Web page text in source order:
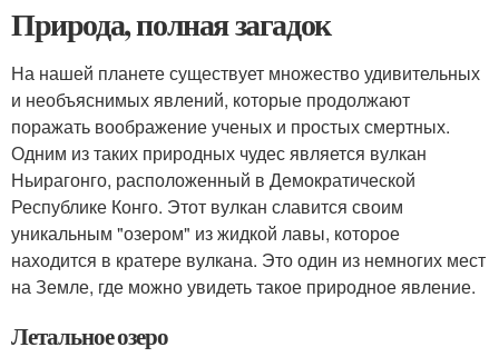
Природа, полная загадок
На нашей планете существует множество удивительных
и необъяснимых явлений, которые продолжают
поражать воображение ученых и простых смертных.
Одним из таких природных чудес является вулкан
Ньирагонго, расположенный в Демократической
Республике Конго. Этот вулкан славится своим
уникальным "озером" из жидкой лавы, которое
находится в кратере вулкана. Это один из немногих мест
на Земле, где можно увидеть такое природное явление.
Летальное озеро